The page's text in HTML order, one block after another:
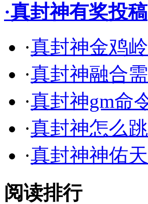
·真封神有奖投稿
·真封神金鸡
·真封神融合
·真封神gm命
·真封神怎么
·真封神神佑
阅读排行